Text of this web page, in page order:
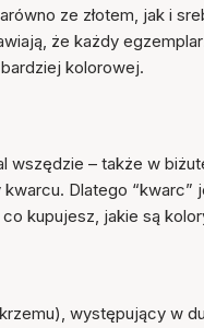
ze złotem, jak i
że każdy
kolorowej.
wszędzie – także w
Dlatego
kupujesz, jakie są
występujący w